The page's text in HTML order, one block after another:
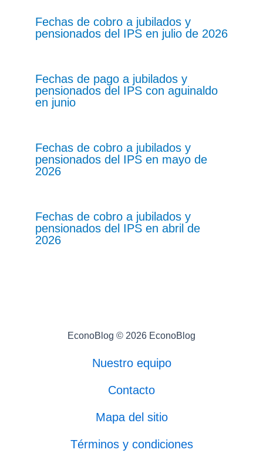
Fechas de cobro a jubilados y
pensionados del IPS en julio de 2026
Fechas de pago a jubilados y
pensionados del IPS con aguinaldo
en junio
Fechas de cobro a jubilados y
pensionados del IPS en mayo de
2026
Fechas de cobro a jubilados y
pensionados del IPS en abril de
2026
EconoBlog © 2026 EconoBlog
Nuestro equipo
Contacto
Mapa del sitio
Términos y condiciones